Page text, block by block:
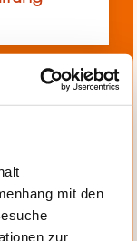
mit den
zur